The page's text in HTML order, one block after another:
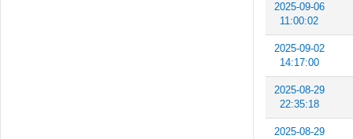
2025-09-06
11:00:02
2025-09-02
14:17:00
2025-08-29
22:35:18
2025-08-29